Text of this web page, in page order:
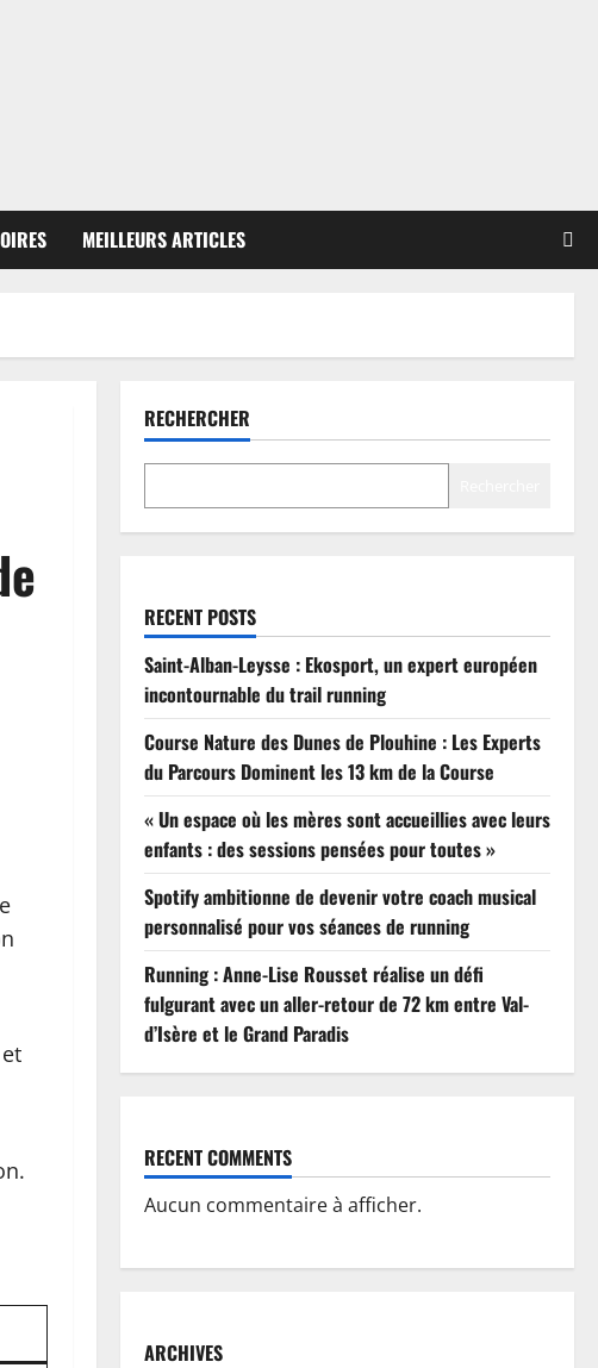
MEILLEURS ARTICLES
RECHERCHER
RECENT POSTS
Saint-Alban-Leysse : Ekosport, un expert européen
incontournable du trail running
Course Nature des Dunes de Plouhine : Les Experts
du Parcours Dominent les 13 km de la Course
« Un espace où les mères sont accueillies avec leurs
enfants : des sessions pensées pour toutes »
Spotify ambitionne de devenir votre coach musical
personnalisé pour vos séances de running
Running : Anne-Lise Rousset réalise un défi
fulgurant avec un aller-retour de 72 km entre Val-
d’Isère et le Grand Paradis
RECENT COMMENTS
Aucun commentaire à afficher.
ARCHIVES